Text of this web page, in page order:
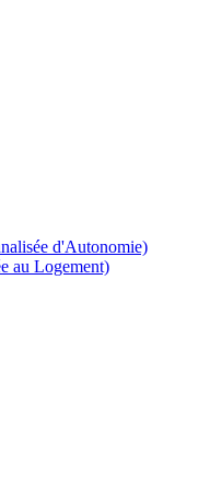
d'Autonomie)
au Logement)